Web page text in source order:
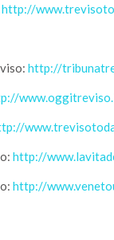
http://
http://
http://
http://